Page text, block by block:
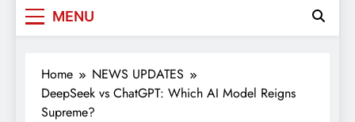
MENU
Home
NEWS UPDATES
DeepSeek vs ChatGPT: Which AI Model Reigns
Supreme?